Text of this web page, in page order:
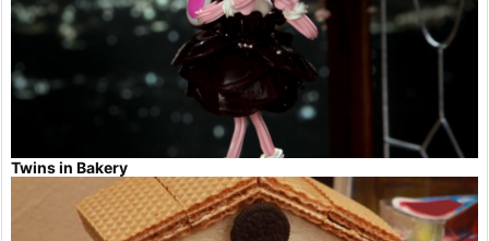
Twins in Bakery